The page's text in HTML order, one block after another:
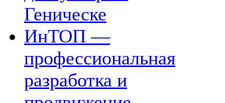
Геническе
ИнТОП —
профессиональная
разработка и